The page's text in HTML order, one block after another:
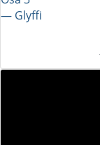
― Glyffi